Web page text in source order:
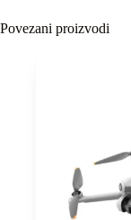
Povezani proizvodi